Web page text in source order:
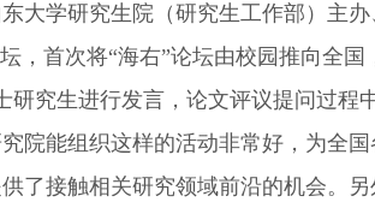
大学研究生院（研究生工作部）主
，首次将“海右”论坛由校园推向全
研究生进行发言，论文评议提问过
院能组织这样的活动非常好，为全
了接触相关研究领域前沿的机会。